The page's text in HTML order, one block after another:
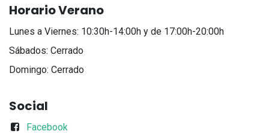
Horario Verano
Lunes a Viernes: 10:30h-14:00h y de 17:00h-20:00h
Sábados: Cerrado
Domingo: Cerrado
Social
Facebook